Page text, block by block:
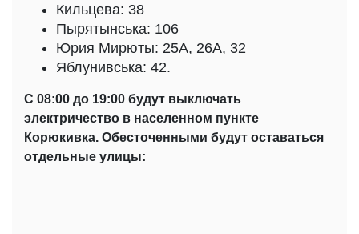
Кильцева: 38
Пырятынська: 106
Юрия Мирюты: 25А, 26А, 32
Яблунивська: 42.
С 08:00 до 19:00 будут выключать
электричество в населенном пункте
Корюкивка. Обесточенными будут оставаться
отдельные улицы: